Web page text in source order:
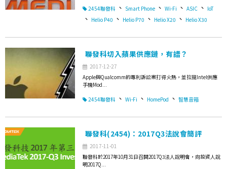
2454聯發科 、 Smart Phone 、 Wi-Fi 、 ASIC 、 IoT
、 Helio P40 、 Helio P70 、 Helio X20 、 Helio X30
聯發科切入蘋果供應鏈，有譜？
2017-12-27
Apple與Qualcomm的專利訴訟案打得火熱，並拉攏Intel供應
手機Mod...
2454聯發科 、 Wi-Fi 、 HomePod 、 智慧音箱
聯發科(2454)：2017Q3法說會簡評
2017-11-01
聯發科於2017年10月31日召開2017Q3法人說明會，向投資人說
明2017Q...